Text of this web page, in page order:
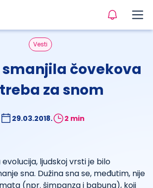
Vesti
smanjila čovekova
za snom
29.03.2018. 2 min
ljudskoj vrsti je bilo
sna. Dužina sna se, međutim, nije
(npr. šimpanza i babuna), koji